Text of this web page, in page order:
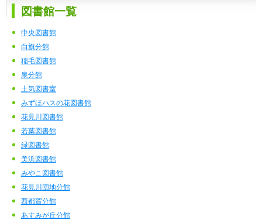
図書館一覧
中央図書館
白旗分館
稲毛図書館
泉分館
土気図書室
みずほハスの花図書館
花見川図書館
若葉図書館
緑図書館
美浜図書館
みやこ図書館
花見川団地分館
西都賀分館
あすみが丘分館